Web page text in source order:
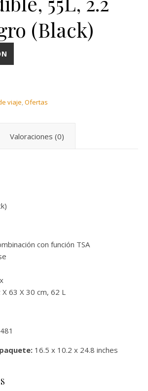
(Black)
era: €260.00.
precio actual es: €210.87.
viaje,Ofertas
Valoraciones (0)
con función TSA
63 X 30 cm, 62 L
16.5 x 10.2 x 24.8 inches